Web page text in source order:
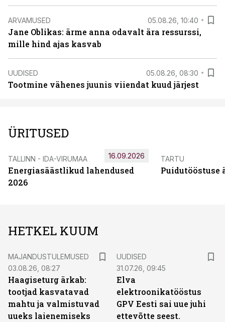
ARVAMUSED 05.08.26, 10:40
Jane Oblikas: ärme anna odavalt ära ressurssi,
mille hind ajas kasvab
UUDISED 05.08.26, 08:30
Tootmine vähenes juunis viiendat kuud järjest
ÜRITUSED
TALLINN - IDA-VIRUMAA
Energiasäästlikud lahendused
2026
16.09.2026 TARTU
Puidutööstuse
HETKEL KUUM
MAJANDUSTULEMUSED
03.08.26, 08:27
Haagiseturg ärkab:
tootjad kasvatavad
mahtu ja valmistuvad
uueks laienemiseks
UUDISED
31.07.26, 09:45
Elva
elektroonikatööstus
GPV Eesti sai uue juhi
ettevõtte seest.